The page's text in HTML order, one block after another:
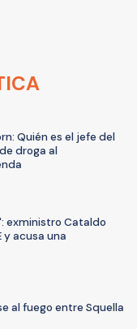
Quién es el jefe del
droga al
exministro Cataldo
y acusa una
al fuego entre Squella